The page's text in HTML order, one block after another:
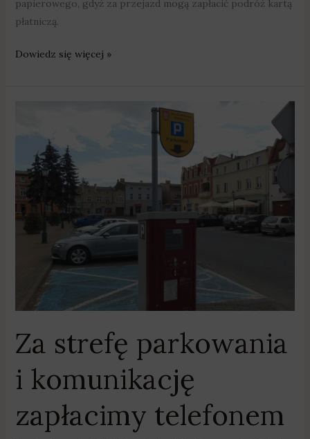
papierowego, gdyż za przejazd mogą zapłacić podróż kartą
płatniczą.
Dowiedz się więcej »
Za strefę parkowania
i komunikację
zapłacimy telefonem
parkowania
komunikację
zapłacimy
telefonem